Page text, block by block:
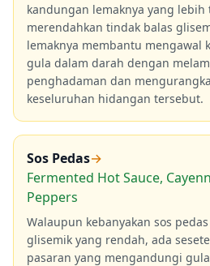
kandungan lemaknya yang
merendahkan tindak balas
lemaknya membantu mengawal
gula dalam darah dengan
penghadaman dan
keseluruhan hidangan tersebut.
Sos Pedas→
Fermented Hot Sauce,
Peppers
Walaupun kebanyakan sos
glisemik yang rendah, ada
pasaran yang mengandungi